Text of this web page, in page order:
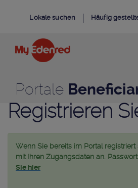
Portale
Beneficiari
Edenred:
registrazione
Lokale suchen Häufig
Portale
Registrieren
Wenn Sie bereits im Portal
mit Ihren Zugangsdaten an.
Sie hier